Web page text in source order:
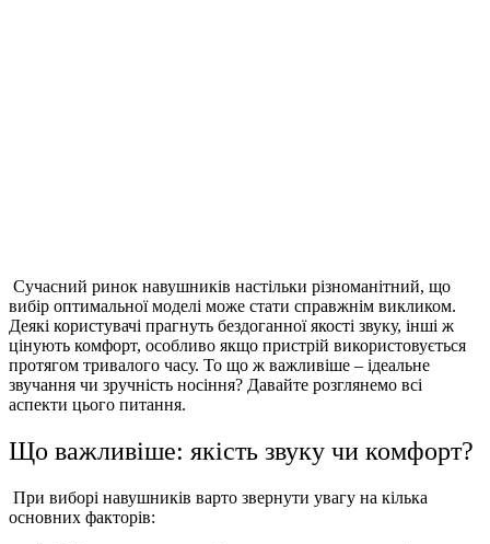
Сучасний ринок навушників настільки різноманітний, що
вибір оптимальної моделі може стати справжнім викликом.
Деякі користувачі прагнуть бездоганної якості звуку, інші ж
цінують комфорт, особливо якщо пристрій використовується
протягом тривалого часу. То що ж важливіше – ідеальне
звучання чи зручність носіння? Давайте розглянемо всі
аспекти цього питання.
Що важливіше: якість звуку чи комфорт?
При виборі навушників варто звернути увагу на кілька
основних факторів: